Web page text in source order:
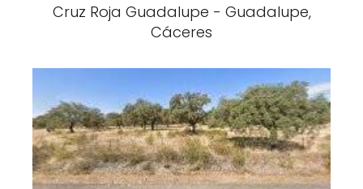
Cruz Roja Guadalupe - Guadalupe,
Cáceres